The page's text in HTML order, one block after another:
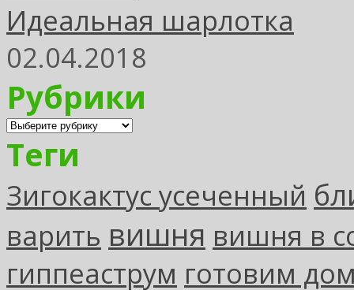
Идеальная шарлотка
02.04.2018
Рубрики
Рубрики
Теги
Зигокактус усеченный
варить вишня вишня в
гиппеаструм готовим